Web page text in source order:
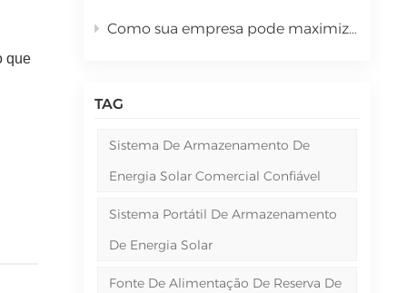
Como sua empresa pode maximizar o retorno sobre o investimento com sistemas de energia solar comercial em 2026?
TAG
Sistema De Armazenamento De
Energia Solar Comercial Confiável
Sistema Portátil De Armazenamento
De Energia Solar
Fonte De Alimentação De Reserva De
que